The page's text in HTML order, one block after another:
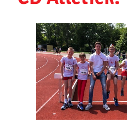
tijdens Nationale A-Games 2025
AKU atleten Roel Verlaan en Sophie de
NK atletiek.
Succesvolle atletiek clinic bij AKU
AKU jeugd succesvol tijdens Noord-
AKU atleet Siem Verlaan Nationaal